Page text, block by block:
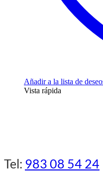
Añadir a la lista de
Vista rápida
Tel: 983 08 54 24